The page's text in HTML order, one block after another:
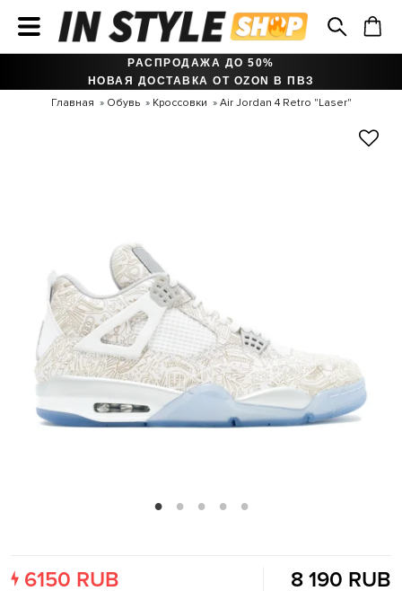
РАСПРОДАЖА ДО 50%
НОВАЯ ДОСТАВКА ОТ OZON В ПВЗ
Главная Обувь Кроссовки Air Jordan 4 Retro "Laser"
6150 RUB 8 190 RUB